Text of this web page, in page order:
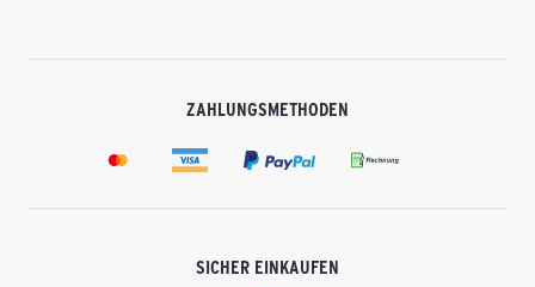
ZAHLUNGSMETHODEN
SICHER EINKAUFEN